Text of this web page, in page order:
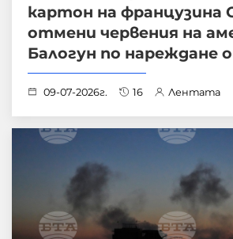
картон на французина
отмени червения на
Балогун по нареждане
09-07-2026г. 16 Лентата